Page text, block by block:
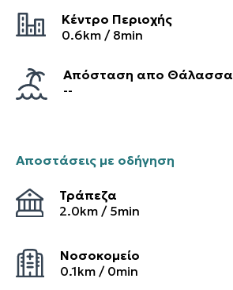
Κέντρο Περιοχής
0.6km / 8min
Απόσταση απο Θάλασσα
--
Αποστάσεις με οδήγηση
Τράπεζα
2.0km / 5min
Νοσοκομείο
0.1km / 0min